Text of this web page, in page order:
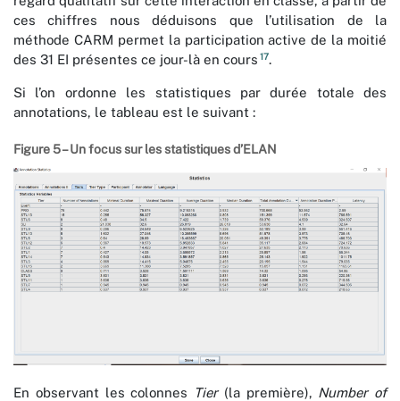
ces chiffres nous déduisons que l’utilisation de la
méthode CARM permet la participation active de la moitié
des 31 EI présentes ce jour-là en cours 17.
Si l’on ordonne les statistiques par durée totale des
annotations, le tableau est le suivant :
Figure 5 – Un focus sur les statistiques d’ELAN
En observant les colonnes Tier (la première), Number of